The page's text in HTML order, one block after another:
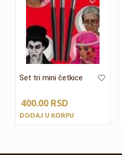
Set tri mini četkice
400.00 RSD
DODAJ U KORPU